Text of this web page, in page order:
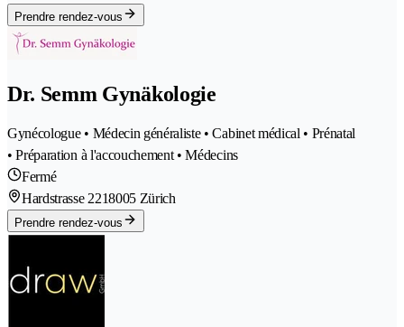
Prendre rendez-vous
Dr. Semm Gynäkologie
Gynécologue • Médecin généraliste • Cabinet médical • Prénatal
• Préparation à l'accouchement • Médecins
Fermé
Hardstrasse 2218005 Zürich
Prendre rendez-vous